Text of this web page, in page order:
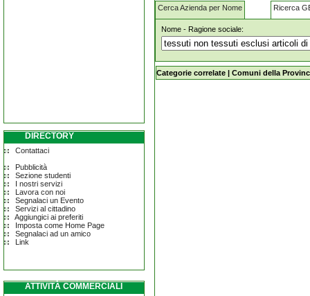
DIRECTORY
Contattaci
Pubblicità
Sezione studenti
I nostri servizi
Lavora con noi
Segnalaci un Evento
Servizi al cittadino
Aggiungici ai preferiti
Imposta come Home Page
Segnalaci ad un amico
Link
ATTIVITÀ COMMERCIALI
Cerca Azienda per Nome Ricerca
Nome - Ragione sociale:
tessuti-non-tessuti-esclusi-articoli-
Categorie correlate | Comuni della